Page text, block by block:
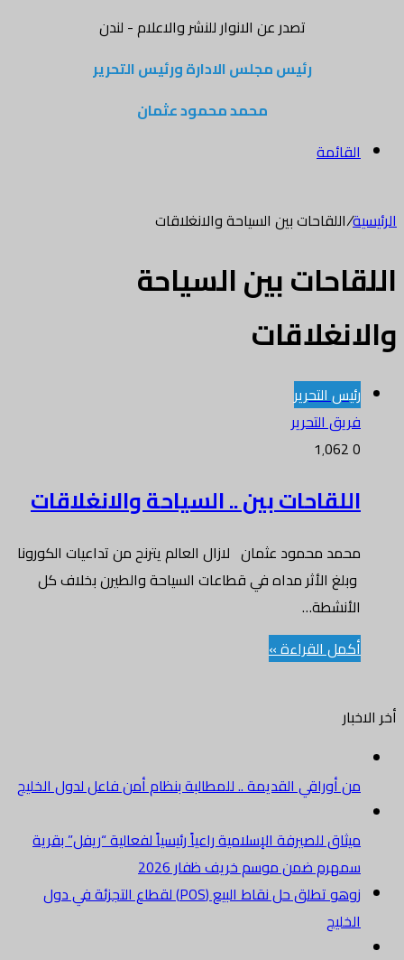
تصدر عن الانوار للنشر والاعلام - لندن
رئيس مجلس الادارة ورئيس التحرير
محمد محمود عثمان
القائمة
الرئيسية/اللقاحات بين السياحة والانغلاقات
اللقاحات بين السياحة
والانغلاقات
رئيس التحرير
فريق التحرير
0
اللقاحات بين .. السياحة والانغلاقات
محمد محمود عثمان لازال العالم يترنح من تداعيات الكورونا
وبلغ الأثر مداه في قطاعات السياحة والطيرن بخلاف كل
الأنشطة…
أكمل القراءة »
أخر الاخبار
من أوراقي القديمة .. للمطالبة بنظام أمن فاعل لدول الخليج
ميثاق للصيرفة الإسلامية راعياً رئيسياً لفعالية “ريفل” بقرية
سمهرم ضمن موسم خريف ظفار 2026
زوهو تطلق حل نقاط البيع (POS) لقطاع التجزئة في دول
الخليج